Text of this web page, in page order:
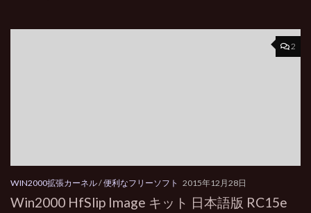
2
WIN2000拡張カーネル/便利なフリーソフト 2015年12月28日
Win2000 HfSlip Image キット 日本語版 RC15e